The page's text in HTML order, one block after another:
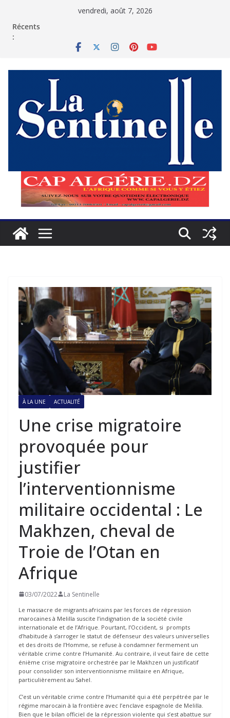
vendredi, août 7, 2026
Récents
:
À LA UNE ACTUALITÉ
Une crise migratoire
provoquée pour
justifier
l’interventionnisme
militaire occidental : Le
Makhzen, cheval de
Troie de l’Otan en
Afrique
03/07/2022 La Sentinelle
Le massacre de migrants africains par les forces de répression
marocaines à Melilla suscite l’indignation de la société civile
internationale et de l’Afrique. Pourtant, l’Occident, si prompts
d’habitude à s’arroger le statut de défenseur des valeurs universelles
et des droits de l’Homme, se refuse à condamner fermement un
véritable crime contre l’Humanité. Au contraire, il veut faire de cette
énième crise migratoire orchestrée par le Makhzen un justificatif
pour consolider son interventionnisme militaire en Afrique,
particulièrement au Sahel.
C’est un véritable crime contre l’Humanité qui a été perpétrée par le
régime marocain à la frontière avec l’enclave espagnole de Melilla.
Bien que le bilan officiel de la répression violente qui s’est abattue sur